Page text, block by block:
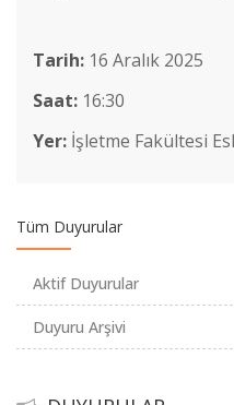
Tarih: 16 Aralık 2025
Saat: 16:30
Yer: İşletme Fakültesi
Tüm Duyurular
Aktif Duyurular
Duyuru Arşivi
Genç Araştırmacılar
Kadına Yönelik Şiddetin
Öneriler
Sosyal Bilimciler için Python:
Anlama
Yalıtılmış Direnç: Uluslararası